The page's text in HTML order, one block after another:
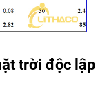
trời độc lập